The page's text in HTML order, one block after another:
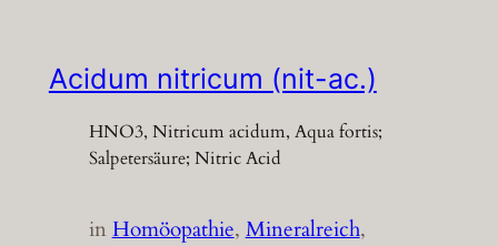
Acidum nitricum (nit-ac.)
HNO3, Nitricum acidum, Aqua fortis;
Salpetersäure; Nitric Acid
inHomöopathie, Mineralreich